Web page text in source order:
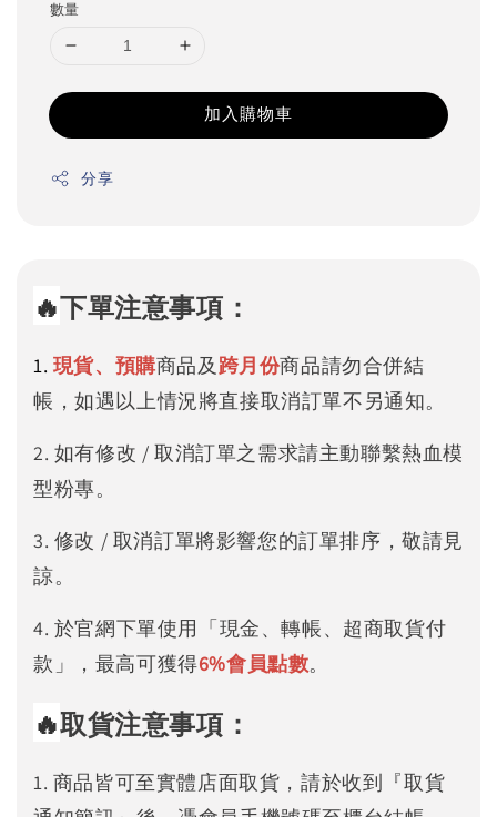
數量
加入購物車
分享
🔥下單注意事項：
1. 現貨、預購商品及 跨月份商品請勿合併結
帳，如遇以上情況將直接取消訂單不另通知。
2. 如有修改 / 取消訂單之需求請主動聯繫熱血模
型粉專。
3. 修改 / 取消訂單將影響您的訂單排序，敬請見
諒。
4. 於官網下單使用「現金、轉帳、超商取貨付
款」，最高可獲得6%會員點數。
🔥取貨注意事項：
1. 商品皆可至實體店面取貨，請於收到『取貨